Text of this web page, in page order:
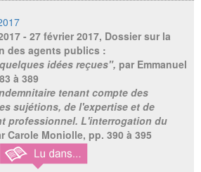
- 27 février 2017, Dossier sur la
des agents publics :
idées reçues", par Emmanuel
à 389
tenant compte des
sujétions, de l'expertise et de
professionnel. L'interrogation du
Carole Moniolle, pp. 390 à 395